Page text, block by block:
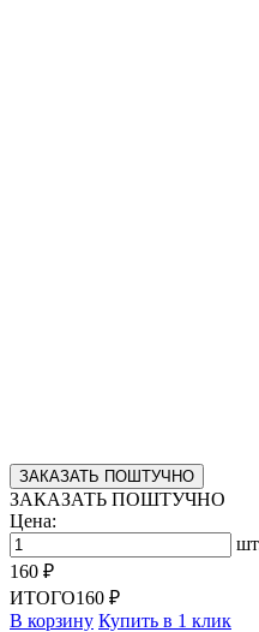
ЗАКАЗАТЬ ПОШТУЧНО
ЗАКАЗАТЬ ПОШТУЧНО
Цена:
160 ₽
ИТОГО160 ₽
В корзину Купить в 1 клик